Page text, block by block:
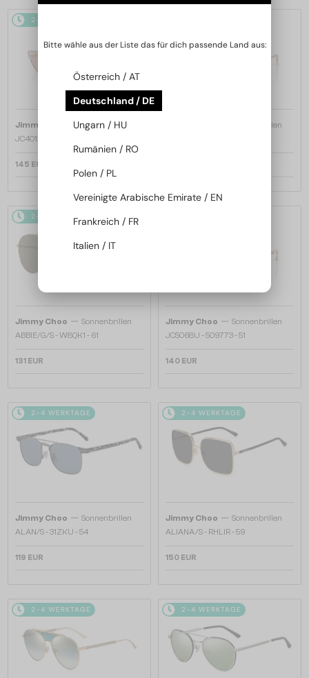
2-4 WERKTAGE
Jimmy Choo —Sonnenbrillen
JC4012 - 300613 - 60
145 EUR
Sonnenbrillen
2-4 WERKTAGE
Jimmy Choo — Sonnenbrillen
ABBIE/G/S - W8QK1 - 61
131 EUR
Jimmy Choo — Sonnenbrillen
JC5068U - 509773 - 51
140 EUR
2-4 WERKTAGE
Jimmy Choo — Sonnenbrillen
ALAN/S - 31ZKU - 54
119 EUR
2-4 WERKTAGE
Jimmy Choo — Sonnenbrillen
ALIANA/S - RHLIR - 59
150 EUR
2-4 WERKTAGE 2-4 WERKTAGE
Bitte wähle aus der Liste das für dich passende Land aus:
Österreich / AT
Deutschland / DE
Ungarn / HU
Rumänien / RO
Polen / PL
Vereinigte Arabische Emirate / EN
Frankreich / FR
Italien / IT